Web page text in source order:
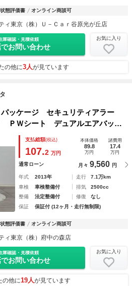
態評価書 オンライン商談可
ィ東京（株）Ｕ－Ｃａｒ谷原光が丘店
庫確認・見積依頼
お問い合わせ
お気に入り
の他に3人が見ています
ッケージ セキュリティアラー
Ｗシート デュアルエアバッ
可能 オートエアコン クルコ
Ｗ ＥＴＣ車載器 ＡＵＸ サイ
支払総額(税込)
107.2 万円
本体価格
89.8
万円
諸費用
17.4
万円
通常ローン 月々 9,560 円
年式 2013年 走行
7.1万km
車検
車検整備付 排気
2500cc
整備
法定整備付 修復
なし
保証
保証付 (12ヶ月・走行無制限)
態評価書 オンライン商談可
ィ東京（株）府中の森店
庫確認・見積依頼
お問い合わせ
お気に入り
の他に19人が見ています